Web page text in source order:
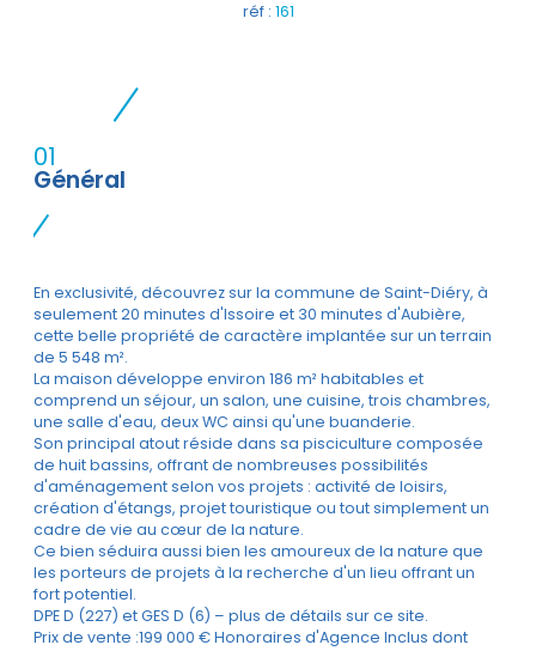
réf : 161
01
Général
En exclusivité, découvrez sur la commune de Saint-Diéry, à
seulement 20 minutes d'Issoire et 30 minutes d'Aubière,
cette belle propriété de caractère implantée sur un terrain
de 5 548 m².
La maison développe environ 186 m² habitables et
comprend un séjour, un salon, une cuisine, trois chambres,
une salle d'eau, deux WC ainsi qu'une buanderie.
Son principal atout réside dans sa pisciculture composée
de huit bassins, offrant de nombreuses possibilités
d'aménagement selon vos projets : activité de loisirs,
création d'étangs, projet touristique ou tout simplement un
cadre de vie au cœur de la nature.
Ce bien séduira aussi bien les amoureux de la nature que
les porteurs de projets à la recherche d'un lieu offrant un
fort potentiel.
DPE D (227) et GES D (6) – plus de détails sur ce site.
Prix de vente :199 000 € Honoraires d'Agence Inclus dont